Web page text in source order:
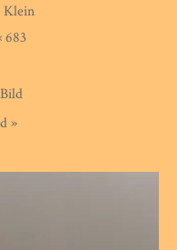
Klein
683
»